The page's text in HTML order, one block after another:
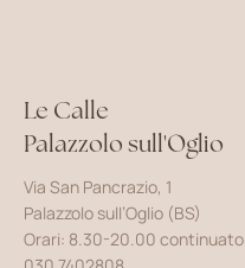
Le Calle
Palazzolo sull'Oglio
Via San Pancrazio, 1
Palazzolo sull’Oglio (BS)
Orari: 8.30-20.00 continuato